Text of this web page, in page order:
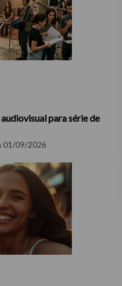
para série de
01/09/2026